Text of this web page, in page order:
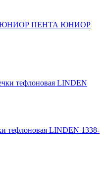
ЮНИОР ПЕНТА ЮНИОР
тефлоновая LINDEN 1338-